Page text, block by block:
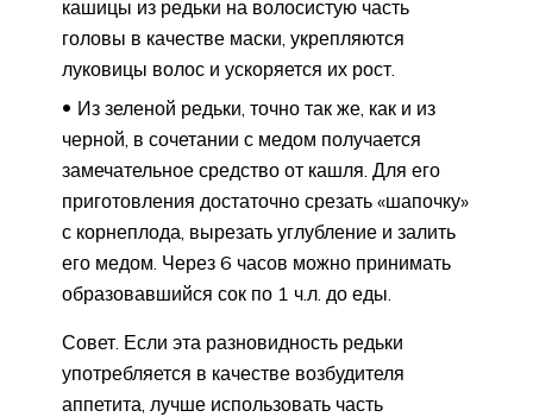
кашицы из редьки на волосистую часть
головы в качестве маски, укрепляются
луковицы волос и ускоряется их рост.
Из зеленой редьки, точно так же, как и из
черной, в сочетании с медом получается
замечательное средство от кашля. Для его
приготовления достаточно срезать «шапочку»
с корнеплода, вырезать углубление и залить
его медом. Через 6 часов можно принимать
образовавшийся сок по 1 ч.л. до еды.
Совет. Если эта разновидность редьки
употребляется в качестве возбудителя
аппетита, лучше использовать часть